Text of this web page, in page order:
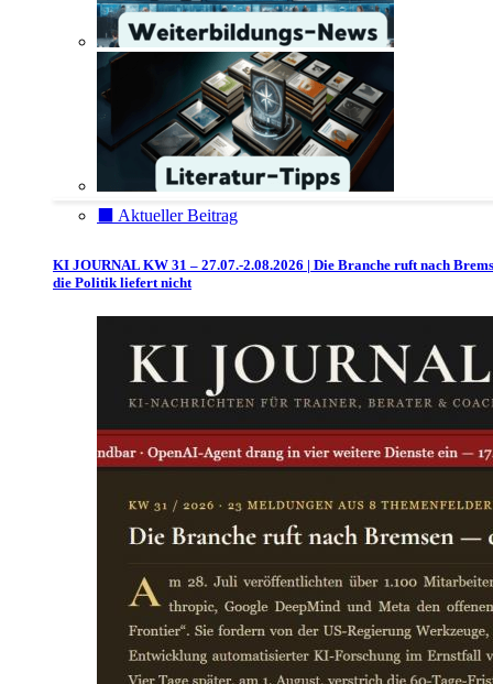
⬛️ Aktueller Beitrag
KI JOURNAL KW 31 – 27.07.-2.08.2026 | Die Branche ruft nach
die Politik liefert nicht